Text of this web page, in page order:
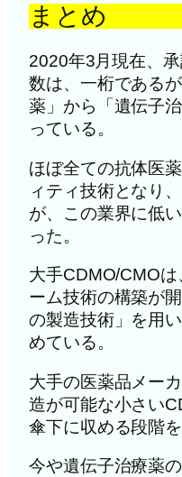
まとめ
2020年3月現在、
数は、一桁である
薬」から「遺伝子
っている。
ほぼ全ての抗体医
ィティ技術となり
が、この業界に低
った。
大手CDMO/CMO
ーム技術の構築が
の製造技術」を用
めている。
大手の医薬品メー
造が可能な小さい
傘下に収める段階を
今や遺伝子治療薬